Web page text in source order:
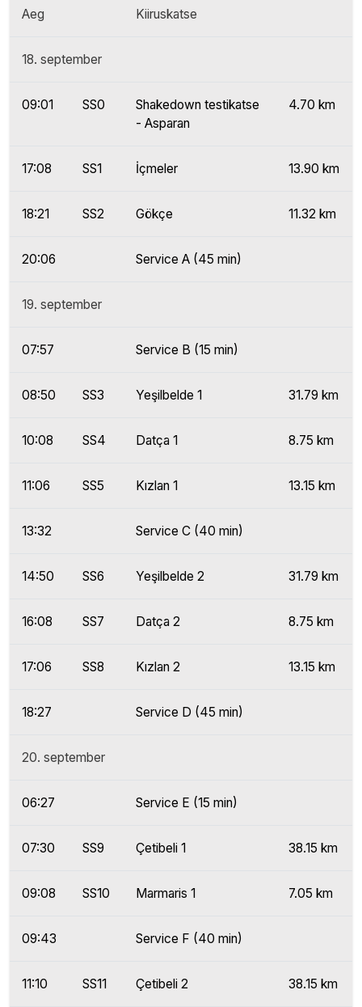
Aeg Kiiruskatse
18. september
09:01 SS0
Shakedown testikatse
- Asparan
4.70 km
17:08 SS1 İçmeler 13.90 km
18:21 SS2 Gökçe 11.32 km
20:06 Service A (45 min)
19. september
07:57 Service B (15 min)
08:50 SS3 Yeşilbelde 1 31.79 km
10:08 SS4 Datça 1 8.75 km
11:06 SS5 Kızlan 1 13.15 km
13:32 Service C (40 min)
14:50 SS6 Yeşilbelde 2 31.79 km
16:08 SS7 Datça 2 8.75 km
17:06 SS8 Kızlan 2 13.15 km
18:27 Service D (45 min)
20. september
06:27 Service E (15 min)
07:30 SS9 Çetibeli 1 38.15 km
09:08 SS10 Marmaris 1 7.05 km
09:43 Service F (40 min)
11:10 SS11 Çetibeli 2 38.15 km